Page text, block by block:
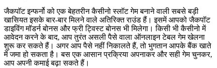
जैकपॉट इन्फर्नो को एक बेहतरीन कैसीनो स्लॉट गेम बनाने वाली सबसे बड़ी
खासियत इसके बार-बार मिलने वाले अतिरिक्त राउंड हैं। इसमें आपको जैकपॉट
डाइविंग मॉडर्न बोनस और फ्री ट्विस्ट बोनस भी मिलेगा। किसी भी कैसीनो में
आवेदन करने के बाद, आप तुरंत असली पैसे वाला ऑनलाइन टेबल गेम खेलना
शुरू कर सकते हैं। अगर आप पैसे नहीं निकालते हैं, तो भुगतान आपके बैंक खाते
में जमा हो सकता है। बस एक आसान प्रक्रिया अपनाकर और सही गेम चुनकर,
आप अपनी कमाई बढ़ा सकते हैं।